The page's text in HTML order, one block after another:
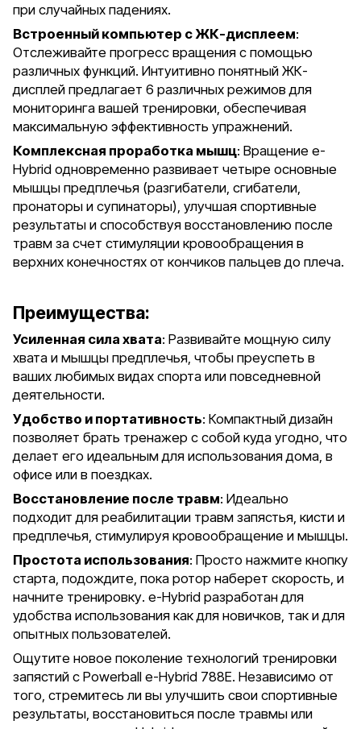
при случайных падениях.
Встроенный компьютер с ЖК-дисплеем:
Отслеживайте прогресс вращения с помощью
различных функций. Интуитивно понятный ЖК-
дисплей предлагает 6 различных режимов для
мониторинга вашей тренировки, обеспечивая
максимальную эффективность упражнений.
Комплексная проработка мышц: Вращение e-
Hybrid одновременно развивает четыре основные
мышцы предплечья (разгибатели, сгибатели,
пронаторы и супинаторы), улучшая спортивные
результаты и способствуя восстановлению после
травм за счет стимуляции кровообращения в
верхних конечностях от кончиков пальцев до плеча.
Преимущества:
Усиленная сила хвата: Развивайте мощную силу
хвата и мышцы предплечья, чтобы преуспеть в
ваших любимых видах спорта или повседневной
деятельности.
Удобство и портативность: Компактный дизайн
позволяет брать тренажер с собой куда угодно, что
делает его идеальным для использования дома, в
офисе или в поездках.
Восстановление после травм: Идеально
подходит для реабилитации травм запястья, кисти и
предплечья, стимулируя кровообращение и мышцы.
Простота использования: Просто нажмите кнопку
старта, подождите, пока ротор наберет скорость, и
начните тренировку. e-Hybrid разработан для
удобства использования как для новичков, так и для
опытных пользователей.
Ощутите новое поколение технологий тренировки
запястий с Powerball e-Hybrid 788E. Независимо от
того, стремитесь ли вы улучшить свои спортивные
результаты, восстановиться после травмы или